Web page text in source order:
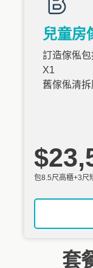
兒童房
訂造傢俬
X1
舊傢俬清
包8.5尺高櫃+3尺
套